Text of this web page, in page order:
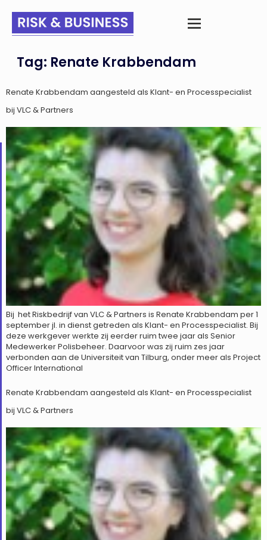
Tag: Renate Krabbendam
Renate Krabbendam aangesteld als Klant- en Processpecialist
bij VLC & Partners
Bij het Riskbedrijf van VLC & Partners is Renate Krabbendam per 1
september jl. in dienst getreden als Klant- en Processpecialist. Bij
deze werkgever werkte zij eerder ruim twee jaar als Senior
Medewerker Polisbeheer. Daarvoor was zij ruim zes jaar
verbonden aan de Universiteit van Tilburg, onder meer als Project
Officer International
Renate Krabbendam aangesteld als Klant- en Processpecialist
bij VLC & Partners